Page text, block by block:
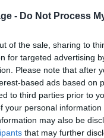
- Do Not Process
of the sale, sharing to
for targeted advertising
Please note that after
based ads based on
to third parties prior to
your personal
may also be
that may further
de l’audio
historique.
juillet 1743. La
et chirurgien
chirurgiens-